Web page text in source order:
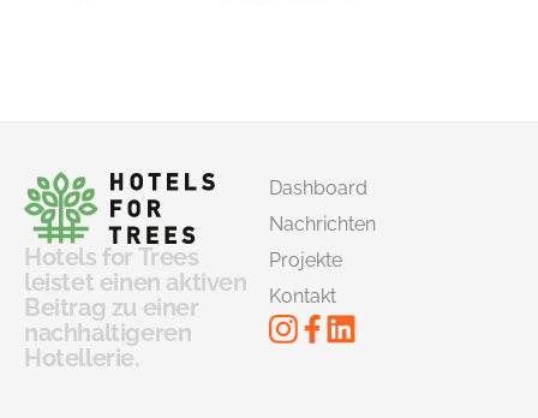
Hotels for Trees
leistet einen aktiven
Beitrag zu einer
nachhaltigeren
Hotellerie.
Dashboard
Nachrichten
Projekte
Kontakt